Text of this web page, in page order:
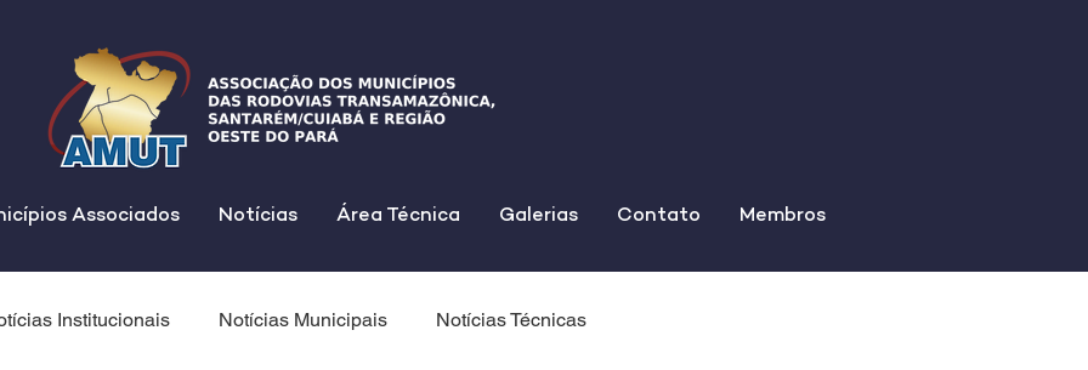
Associados Notícias Área Técnica Galerias Contato Membros
Institucionais Notícias Municipais Notícias Técnicas